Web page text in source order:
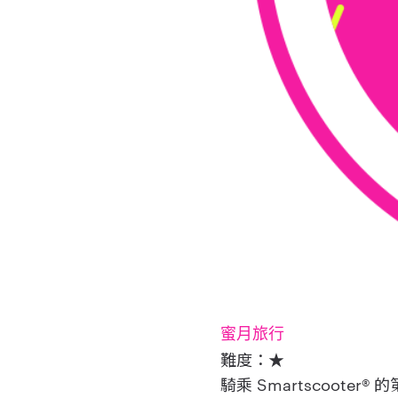
蜜月旅行
難度：★
騎乘 Smartscooter® 的